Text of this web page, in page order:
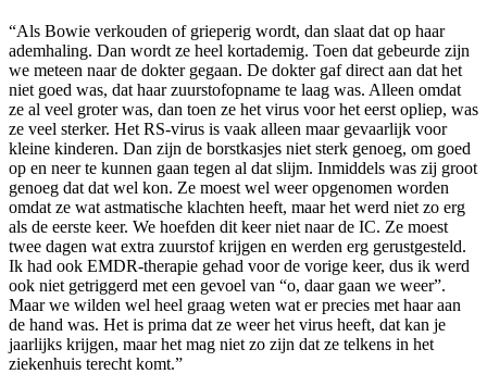
“Als Bowie verkouden of grieperig wordt, dan slaat dat op haar
ademhaling. Dan wordt ze heel kortademig. Toen dat gebeurde zijn
we meteen naar de dokter gegaan. De dokter gaf direct aan dat het
niet goed was, dat haar zuurstofopname te laag was. Alleen omdat
ze al veel groter was, dan toen ze het virus voor het eerst opliep, was
ze veel sterker. Het RS-virus is vaak alleen maar gevaarlijk voor
kleine kinderen. Dan zijn de borstkasjes niet sterk genoeg, om goed
op en neer te kunnen gaan tegen al dat slijm. Inmiddels was zij groot
genoeg dat dat wel kon. Ze moest wel weer opgenomen worden
omdat ze wat astmatische klachten heeft, maar het werd niet zo erg
als de eerste keer. We hoefden dit keer niet naar de IC. Ze moest
twee dagen wat extra zuurstof krijgen en werden erg gerustgesteld.
Ik had ook EMDR-therapie gehad voor de vorige keer, dus ik werd
ook niet getriggerd met een gevoel van “o, daar gaan we weer”.
Maar we wilden wel heel graag weten wat er precies met haar aan
de hand was. Het is prima dat ze weer het virus heeft, dat kan je
jaarlijks krijgen, maar het mag niet zo zijn dat ze telkens in het
ziekenhuis terecht komt.”